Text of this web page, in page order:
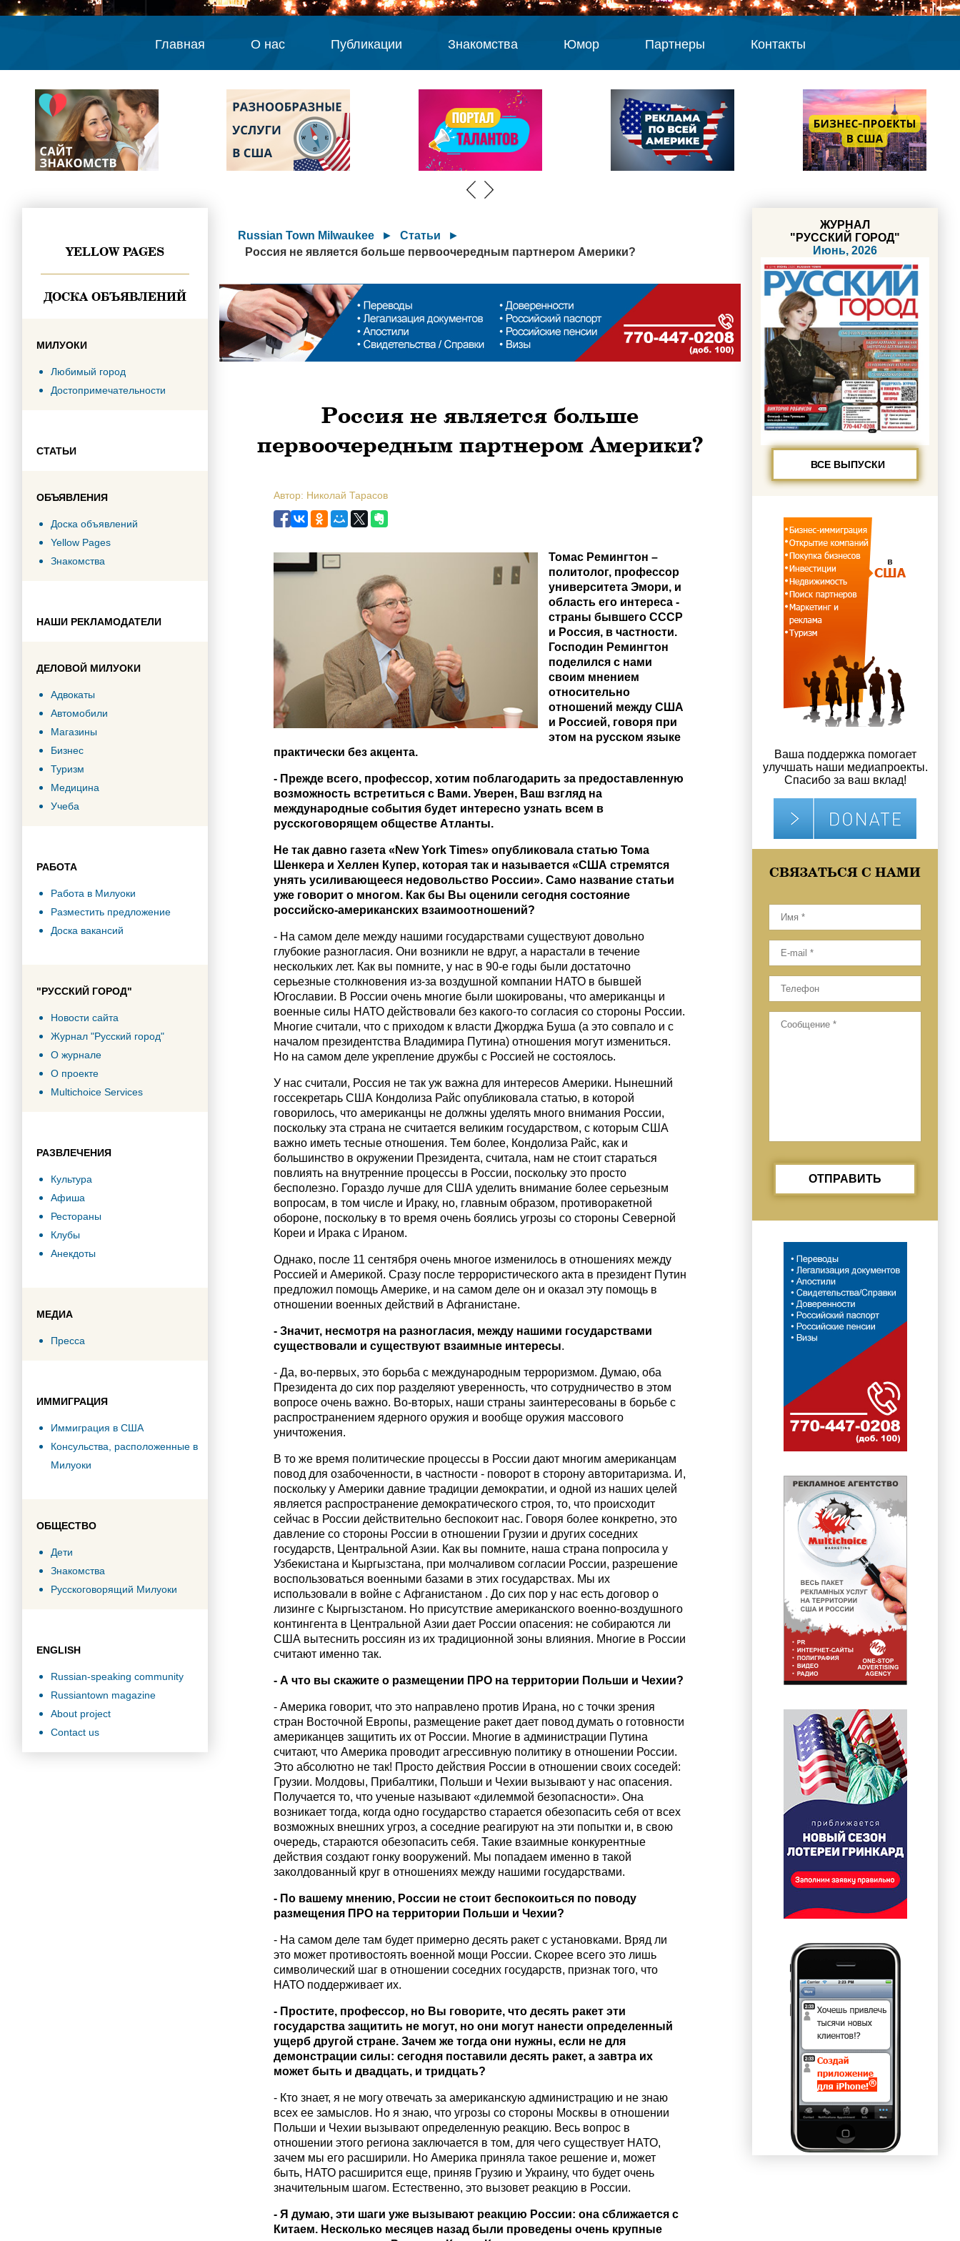
Главная О нас Публикации Знакомства Юмор Партнеры Контакты
YELLOW PAGES
ДОСКА ОБЪЯВЛЕНИЙ
МИЛУОКИ
Любимый город
Достопримечательности
СТАТЬИ
ОБЪЯВЛЕНИЯ
Доска объявлений
Yellow Pages
Знакомства
НАШИ РЕКЛАМОДАТЕЛИ
ДЕЛОВОЙ МИЛУОКИ
Адвокаты
Автомобили
Магазины
Бизнес
Туризм
Медицина
Учеба
РАБОТА
Работа в Милуоки
Разместить предложение
Доска вакансий
"РУССКИЙ ГОРОД"
Новости сайта
Журнал "Русский город"
О журнале
О проекте
Multichoice Services
РАЗВЛЕЧЕНИЯ
Культура
Афиша
Рестораны
Клубы
Анекдоты
МЕДИА
Пресса
ИММИГРАЦИЯ
Иммиграция в США
Консульства, расположенные в
Милуоки
ОБЩЕСТВО
Дети
Знакомства
Русскоговорящий Милуоки
ENGLISH
Russian-speaking community
Russiantown magazine
About project
Contact us
Russian Town Milwaukee ► Статьи
►
Россия не является больше первоочередным партнером Америки?
Россия не является больше
первоочередным партнером Америки?
Автор: Николай Тарасов
Томас Ремингтон –
политолог, профессор
университета Эмори, и
область его интереса -
страны бывшего СССР
и Россия, в частности.
Господин Ремингтон
поделился с нами
своим мнением
относительно
отношений между США
и Россией, говоря при
этом на русском языке
практически без акцента.
- Прежде всего, профессор, хотим поблагодарить за предоставленную
возможность встретиться с Вами. Уверен, Ваш взгляд на
международные события будет интересно узнать всем в
русскоговорящем обществе Атланты.
Не так давно газета « New York Times» опубликовала статью Тома
Шенкера и Хеллен Купер, которая так и называется «США стремятся
унять усиливающееся недовольство России». Само название статьи
уже говорит о многом. Как бы Вы оценили сегодня состояние
российско-американских взаимоотношений?
- На самом деле между нашими государствами существуют довольно
глубокие разногласия. Они возникли не вдруг, а нарастали в течение
нескольких лет. Как вы помните, у нас в 90-е годы были достаточно
серьезные столкновения из-за воздушной компании НАТО в бывшей
Югославии. В России очень многие были шокированы, что американцы и
военные силы НАТО действовали без какого-то согласия со стороны России.
Многие считали, что с приходом к власти Джорджа Буша (а это совпало и с
началом президентства Владимира Путина) отношения могут измениться.
Но на самом деле укрепление дружбы с Россией не состоялось.
У нас считали, Россия не так уж важна для интересов Америки. Нынешний
госсекретарь США Кондолиза Райс опубликовала статью, в которой
говорилось, что американцы не должны уделять много внимания России,
поскольку эта страна не считается великим государством, с которым США
важно иметь тесные отношения. Тем более, Кондолиза Райс, как и
большинство в окружении Президента, считала, нам не стоит стараться
повлиять на внутренние процессы в России, поскольку это просто
бесполезно. Гораздо лучше для США уделить внимание более серьезным
вопросам, в том числе и Ираку, но, главным образом, противоракетной
обороне, поскольку в то время очень боялись угрозы со стороны Северной
Кореи и Ирака с Ираном.
Однако, после 11 сентября очень многое изменилось в отношениях между
Россией и Америкой. Сразу после террористического акта в президент Путин
предложил помощь Америке, и на самом деле он и оказал эту помощь в
отношении военных действий в Афганистане.
- Значит, несмотря на разногласия, между нашими государствами
существовали и существуют взаимные интересы.
- Да, во-первых, это борьба с международным терроризмом. Думаю, оба
Президента до сих пор разделяют уверенность, что сотрудничество в этом
вопросе очень важно. Во-вторых, наши страны заинтересованы в борьбе с
распространением ядерного оружия и вообще оружия массового
уничтожения.
В то же время политические процессы в России дают многим американцам
повод для озабоченности, в частности - поворот в сторону авторитаризма. И,
поскольку у Америки давние традиции демократии, и одной из наших целей
является распространение демократического строя, то, что происходит
сейчас в России действительно беспокоит нас. Говоря более конкретно, это
давление со стороны России в отношении Грузии и других соседних
государств, Центральной Азии. Как вы помните, наша страна попросила у
Узбекистана и Кыргызстана, при молчаливом согласии России, разрешение
воспользоваться военными базами в этих государствах. Мы их
использовали в войне с Афганистаном . До сих пор у нас есть договор о
лизинге с Кыргызстаном. Но присутствие американского военно-воздушного
контингента в Центральной Азии дает России опасения: не собираются ли
США вытеснить россиян из их традиционной зоны влияния. Многие в России
считают именно так.
- А что вы скажите о размещении ПРО на территории Польши и Чехии?
- Америка говорит, что это направлено против Ирана, но с точки зрения
стран Восточной Европы, размещение ракет дает повод думать о готовности
американцев защитить их от России. Многие в администрации Путина
считают, что Америка проводит агрессивную политику в отношении России.
Это абсолютно не так! Просто действия России в отношении своих соседей:
Грузии. Молдовы, Прибалтики, Польши и Чехии вызывают у нас опасения.
Получается то, что ученые называют «дилеммой безопасности». Она
возникает тогда, когда одно государство старается обезопасить себя от всех
возможных внешних угроз, а соседние реагируют на эти попытки и, в свою
очередь, стараются обезопасить себя. Такие взаимные конкурентные
действия создают гонку вооружений. Мы попадаем именно в такой
заколдованный круг в отношениях между нашими государствами.
- По вашему мнению, России не стоит беспокоиться по поводу
размещения ПРО на территории Польши и Чехии?
- На самом деле там будет примерно десять ракет с установками. Вряд ли
это может противостоять военной мощи России. Скорее всего это лишь
символический шаг в отношении соседних государств, признак того, что
НАТО поддерживает их.
- Простите, профессор, но Вы говорите, что десять ракет эти
государства защитить не могут, но они могут нанести определенный
ущерб другой стране. Зачем же тогда они нужны, если не для
демонстрации силы: сегодня поставили десять ракет, а завтра их
может быть и двадцать, и тридцать?
- Кто знает, я не могу отвечать за американскую администрацию и не знаю
всех ее замыслов. Но я знаю, что угрозы со стороны Москвы в отношении
Польши и Чехии вызывают определенную реакцию. Весь вопрос в
отношении этого региона заключается в том, для чего существует НАТО,
зачем мы его расширили. Но Америка приняла такое решение и, может
быть, НАТО расширится еще, приняв Грузию и Украину, что будет очень
значительным шагом. Естественно, это вызовет реакцию в России.
- Я думаю, эти шаги уже вызывают реакцию России: она сближается с
Китаем. Несколько месяцев назад были проведены очень крупные
ЖУРНАЛ
"РУССКИЙ ГОРОД"
Июнь, 2026
ВСЕ ВЫПУСКИ
Ваша поддержка помогает
улучшать наши медиапроекты.
Спасибо за ваш вклад!
СВЯЗАТЬСЯ С НАМИ
ОТПРАВИТЬ